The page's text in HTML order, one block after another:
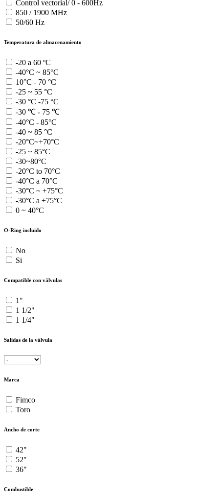
Control vectorial/ 0 - 600Hz
850 / 1900 MHz
50/60 Hz
Temperatura de almacenamiento
-20 a 60 ºC
-40°C ~ 85°C
10°C - 70 °C
-25 ~ 55 °C
-30 °C -75 °C
-30 ℃ - 75 ℃
-40°C - 85°C
-40 ~ 85 °C
-20°C~+70°C
-25 ~ 85°C
-30~80°C
-20°C to 70°C
-40°C a 70°C
-30°C ~ +75°C
-30°C a +75°C
0 ~ 40°C
O-Ring incluido
No
Si
Compatible con válvulas
1"
1 1/2"
1 1/4"
Salidas de la válvula
Marca
Fimco
Toro
Ancho de corte
42"
52"
36"
Combustible